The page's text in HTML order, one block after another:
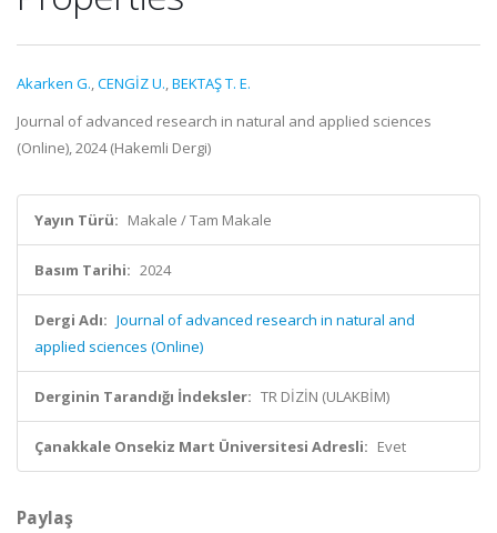
Akarken G.,CENGİZ U.,BEKTAŞ T. E.
Journal of advanced research in natural and applied sciences
(Online), 2024 (Hakemli Dergi)
Yayın Türü: Makale / Tam Makale
Basım Tarihi: 2024
Dergi Adı: Journal of advanced research in natural and
applied sciences (Online)
Derginin Tarandığı İndeksler: TR DİZİN (ULAKBİM)
Çanakkale Onsekiz Mart Üniversitesi Adresli: Evet
Paylaş